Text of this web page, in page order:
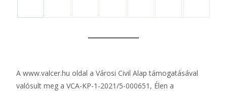
A www.valcer.hu oldal a Városi Civil Alap támogatásával
valósult meg a VCA-KP-1-2021/5-000651, Élen a